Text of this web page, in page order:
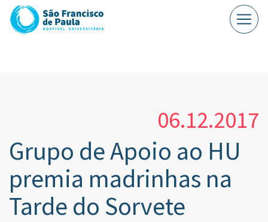
06.12.2017
Grupo de Apoio ao HU
premia madrinhas na
Tarde do Sorvete